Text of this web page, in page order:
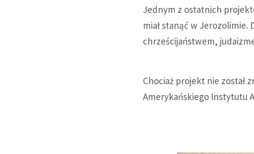
Jednym z ostatnich
miał stanąć w Jerozolimie.
chrześcijaństwem,
Chociaż projekt nie został
Amerykańskiego Instytutu